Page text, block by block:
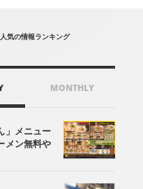
人気の情報ランキング
MONTHLY
」メニュー
メン無料や